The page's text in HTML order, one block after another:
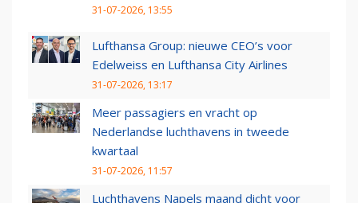
31-07-2026, 13:55
Lufthansa Group: nieuwe CEO’s voor
Edelweiss en Lufthansa City Airlines
31-07-2026, 13:17
Meer passagiers en vracht op
Nederlandse luchthavens in tweede
kwartaal
31-07-2026, 11:57
Luchthavens Napels maand dicht voor